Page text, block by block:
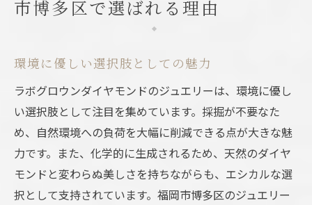
市博多区で選ばれる理由
環境に優しい選択肢としての魅力
ラボグロウンダイヤモンドのジュエリーは、環境に優し
い選択肢として注目を集めています。採掘が不要なた
め、自然環境への負荷を大幅に削減できる点が大きな魅
力です。また、化学的に生成されるため、天然のダイヤ
モンドと変わらぬ美しさを持ちながらも、エシカルな選
択として支持されています。福岡市博多区のジュエリー